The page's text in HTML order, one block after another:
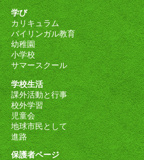
学び
カリキュラム
バイリンガル教育
幼稚園
小学校
サマースクール
学校生活
課外活動と行事
校外学習
児童会
地球市民として
進路
保護者ページ